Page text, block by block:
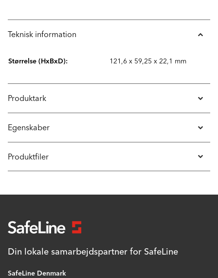
Teknisk information
Størrelse (HxBxD): 121,6 x 59,25 x 22,1 mm
Produktark
Egenskaber
Produktfiler
Din lokale samarbejdspartner for SafeLine
SafeLine Denmark